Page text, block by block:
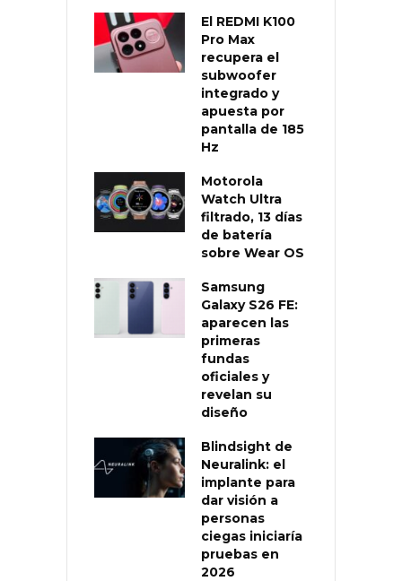
El REDMI K100
Pro Max
recupera el
subwoofer
integrado y
apuesta por
pantalla de 185
Hz
Motorola
Watch Ultra
filtrado, 13 días
de batería
sobre Wear OS
Samsung
Galaxy S26 FE:
aparecen las
primeras
fundas
oficiales y
revelan su
diseño
Blindsight de
Neuralink: el
implante para
dar visión a
personas
ciegas iniciaría
pruebas en
2026